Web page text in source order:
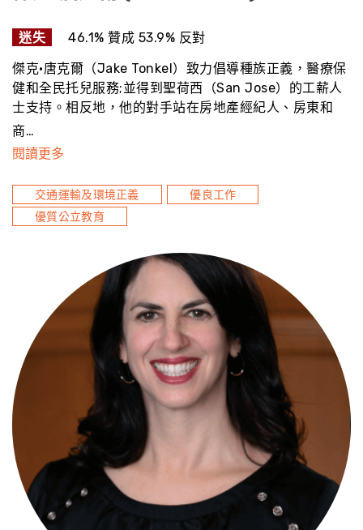
迷失 46.1% 贊成 53.9% 反對
傑克·唐克爾（Jake Tonkel）致力倡導種族正義，醫療保
健和全民托兒服務;並得到聖荷西（San Jose）的工薪人
士支持。相反地，他的對手站在房地產經紀人、房東和
商…
閱讀更多
交通運輸及環境正義
優良工作
優質公立教育